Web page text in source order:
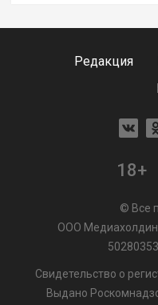
Редакция
18+
© Все
ООО
Свидетельство о
Выдано